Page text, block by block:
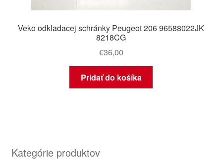
Veko odkladacej schránky Peugeot 206 96588022JK
8218CG
€36,00
Pridať do košíka
Kategórie produktov